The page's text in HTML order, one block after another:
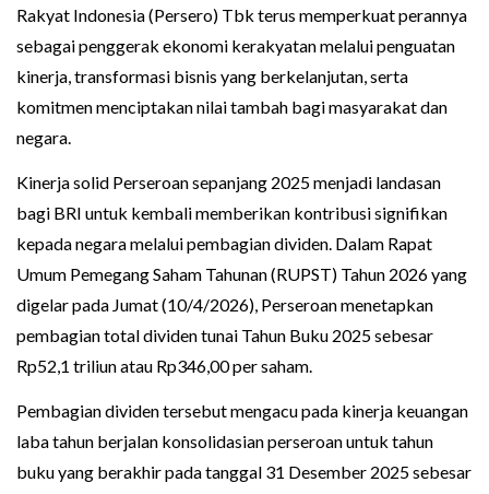
Rakyat Indonesia (Persero) Tbk terus memperkuat perannya
sebagai penggerak ekonomi kerakyatan melalui penguatan
kinerja, transformasi bisnis yang berkelanjutan, serta
komitmen menciptakan nilai tambah bagi masyarakat dan
negara.
Kinerja solid Perseroan sepanjang 2025 menjadi landasan
bagi BRI untuk kembali memberikan kontribusi signifikan
kepada negara melalui pembagian dividen. Dalam Rapat
Umum Pemegang Saham Tahunan (RUPST) Tahun 2026 yang
digelar pada Jumat (10/4/2026), Perseroan menetapkan
pembagian total dividen tunai Tahun Buku 2025 sebesar
Rp52,1 triliun atau Rp346,00 per saham.
Pembagian dividen tersebut mengacu pada kinerja keuangan
laba tahun berjalan konsolidasian perseroan untuk tahun
buku yang berakhir pada tanggal 31 Desember 2025 sebesar